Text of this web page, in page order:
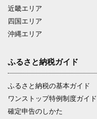
近畿エリア
四国エリア
沖縄エリア
ふるさと納税ガイド
ふるさと納税の基本ガイド
ワンストップ特例制度ガイド
確定申告のしかた